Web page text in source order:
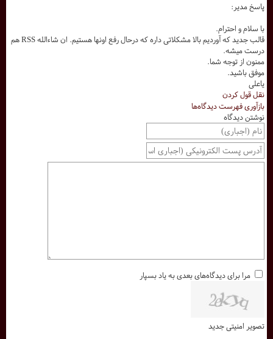
پاسخ مدیر:
با سلام و احترام.
قالب جدید که آوردیم بالا مشکلاتی داره که درحال رفع اونها هستیم. ان شاءالله RSS هم
درست میشه.
ممنون از توجه شما.
موفق باشید.
یاعلی
نقل قول کردن
بازآوری فهرست دیدگاه‌ها
نوشتن دیدگاه
مرا برای دیدگاه‌های بعدی به یاد بسپار
تصویر امنیتی جدید